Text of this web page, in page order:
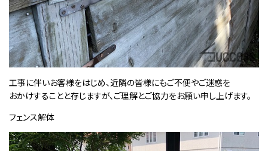
工事に伴いお客様をはじめ、近隣の皆様にもご不便やご迷惑を
おかけすることと存じますが、ご理解とご協力をお願い申し上げます。
フェンス解体